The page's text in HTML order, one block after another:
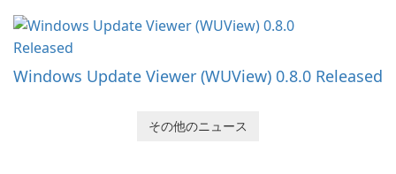
Windows Update Viewer (WUView) 0.8.0 Released
その他のニュース